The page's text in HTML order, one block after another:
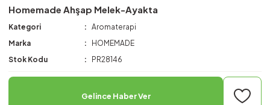
Homemade Ahşap Melek-Ayakta
Kategori
Aromaterapi
Marka
HOMEMADE
Stok Kodu
PR28146
Gelince Haber Ver